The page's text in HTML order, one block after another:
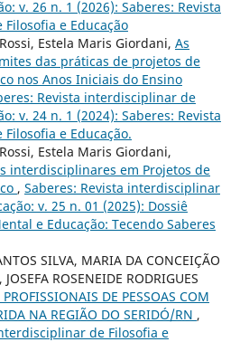
v. 26 n. 1 (2026): Saberes: Revista
e Educação
Estela Maris Giordani, As
das práticas de projetos de
nos Anos Iniciais do Ensino
Revista interdisciplinar de
v. 24 n. 1 (2024): Saberes: Revista
e Educação.
Estela Maris Giordani,
interdisciplinares em Projetos de
, Saberes: Revista interdisciplinar
v. 25 n. 01 (2025): Dossiê
e Educação: Tecendo Saberes
SILVA, MARIA DA CONCEIÇÃO
JOSEFA ROSENEIDE RODRIGUES
PROFISSIONAIS DE PESSOAS COM
NA REGIÃO DO SERIDÓ/RN ,
de Filosofia e